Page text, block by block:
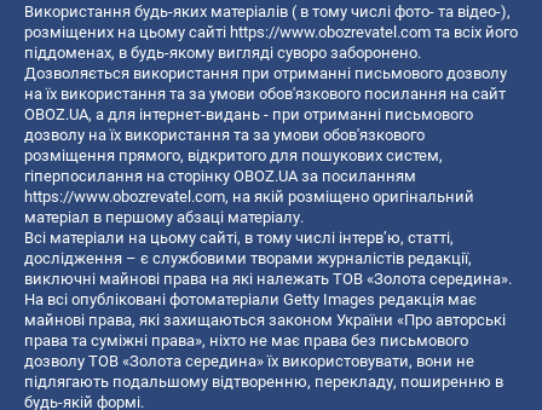
Використання будь-яких матеріалів ( в тому числі фото- та відео-),
розміщених на цьому сайті https://www.obozrevatel.com та всіх його
піддоменах, в будь-якому вигляді суворо заборонено.
Дозволяється використання при отриманні письмового дозволу
на їх використання та за умови обов'язкового посилання на сайт
OBOZ.UA, а для інтернет-видань - при отриманні письмового
дозволу на їх використання та за умови обов'язкового
розміщення прямого, відкритого для пошукових систем,
гіперпосилання на сторінку OBOZ.UA за посиланням
https://www.obozrevatel.com, на якій розміщено оригінальний
матеріал в першому абзаці матеріалу.
Всі матеріали на цьому сайті, в тому числі інтерв’ю, статті,
дослідження – є службовими творами журналістів редакції,
виключні майнові права на які належать ТОВ «Золота середина».
На всі опубліковані фотоматеріали Getty Images редакція має
майнові права, які захищаються законом України «Про авторські
права та суміжні права», ніхто не має права без письмового
дозволу ТОВ «Золота середина» їх використовувати, вони не
підлягають подальшому відтворенню, перекладу, поширенню в
будь-якій формі.